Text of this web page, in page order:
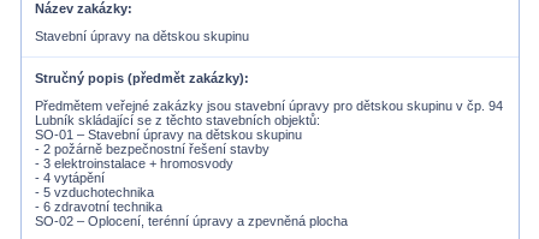
Název zakázky
Stavební úpravy na dětskou skupinu
Stručný popis (předmět zakázky)
Předmětem veřejné zakázky jsou stavební úpravy pro dětskou skupinu v čp. 94
Lubník skládající se z těchto stavebních objektů:
SO-01 – Stavební úpravy na dětskou skupinu
- 2 požárně bezpečnostní řešení stavby
- 3 elektroinstalace + hromosvody
- 4 vytápění
- 5 vzduchotechnika
- 6 zdravotní technika
SO-02 – Oplocení, terénní úpravy a zpevněná plocha